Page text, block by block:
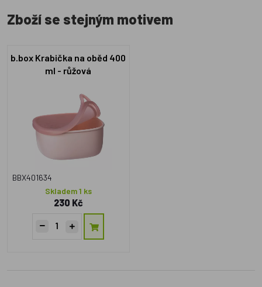
Zboží se stejným motivem
b.box Krabička na oběd 400
ml - růžová
BBX401634
Skladem 1 ks
230 Kč